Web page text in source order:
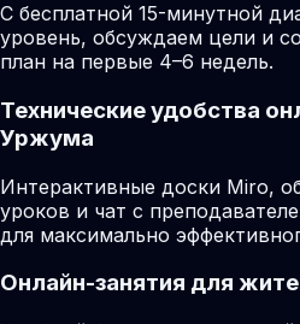
С бесплатной 15-минутной
уровень, обсуждаем цели и
план на первые 4–6 недель.
Технические удобства
Уржума
Интерактивные доски Miro,
уроков и чат с
для максимально
Онлайн-занятия для